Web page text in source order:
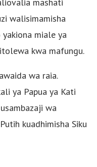
walisimamisha
yakiona miale ya
kwa mafungu.
wa raia.
ya Papua ya Kati
wa
kuadhimisha Siku